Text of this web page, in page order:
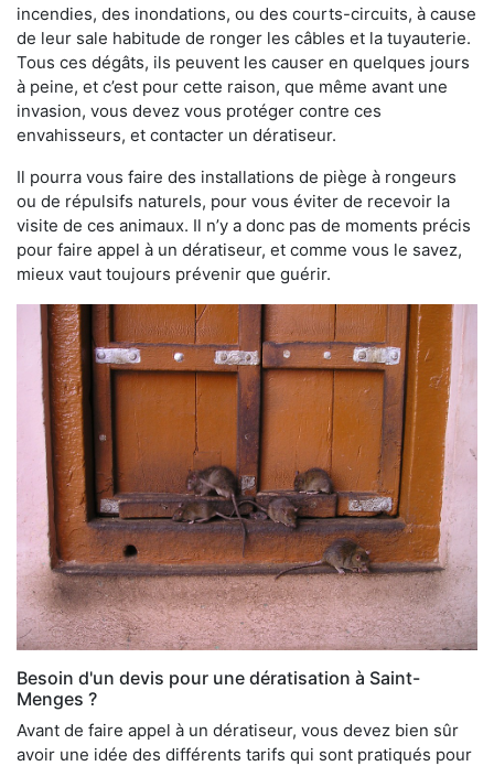
incendies, des inondations, ou des courts-circuits, à cause
de leur sale habitude de ronger les câbles et la tuyauterie.
Tous ces dégâts, ils peuvent les causer en quelques jours
à peine, et c’est pour cette raison, que même avant une
invasion, vous devez vous protéger contre ces
envahisseurs, et contacter un dératiseur.
Il pourra vous faire des installations de piège à rongeurs
ou de répulsifs naturels, pour vous éviter de recevoir la
visite de ces animaux. Il n’y a donc pas de moments précis
pour faire appel à un dératiseur, et comme vous le savez,
mieux vaut toujours prévenir que guérir.
Besoin d'un devis pour une dératisation à Saint-
Menges ?
Avant de faire appel à un dératiseur, vous devez bien sûr
avoir une idée des différents tarifs qui sont pratiqués pour